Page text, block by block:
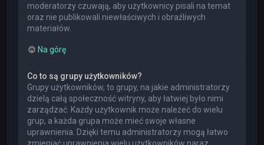
moderatorzy czuwają, aby użytkownicy pisali na temat
oraz nie publikowali niewłaściwych i obraźliwych
materiałów.
Na górę
Co to są grupy użytkowników?
Grupy użytkowników, to grupy, na jakie administratorzy
dzielą całą społeczność witryny, aby łatwiej było nimi
zarządzać. Każdy użytkownik może należeć do wielu
grup, a każda grupa może mieć swoje własne
uprawnienia. Dzięki temu administratorzy mogą łatwo